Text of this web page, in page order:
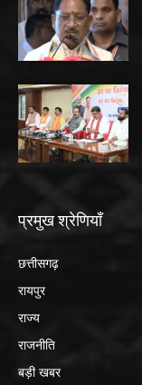
प्रमुख श्रेणियाँ
छत्तीसगढ़
रायपुर
राज्य
राजनीति
बड़ी खबर